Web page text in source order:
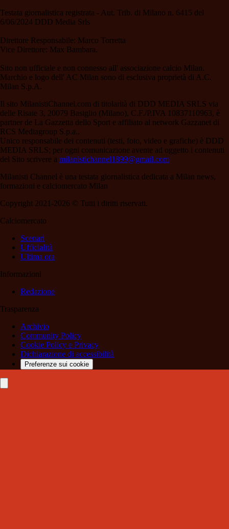
Testata giornalistica registrata - Aut. Trib. di Milano n. 6415 del
6/06/2024 DDD Media Srls
Direttore Responsabile: Marco Torretta
Vice Direttore: Max Bambara.
Sito non ufficiale e non connesso all' associazione calcio Milan.
Marchio e logo dell' AC Milan sono di esclusiva proprietà di A.C.
Milan S.p.A.
Il sito MilanistiChannel.com di titolarità di DDD MEDIA SRLS via
delle Risaie 3, 20079 Basiglio (Milano), C.F./P.IVA 10837110963, è
partner de La Gazzetta dello Sport e affiliato al network Gazzanet di
RCS Mediagroup S.p.a..
Unico responsabile dei contenuti (testi, foto, video e grafiche) è DDD
MEDIA SRLS; per ogni comunicazione avente ad oggetto i contenuti
del Sito scrivere a milanistichannel1899@gmail.com
Milanisti Channel è una testata giornalistica dedicata a Milan news,
formazioni e calciomercato Milan
Copyright 2021-2026 © Tutti i diritti riservati.
Calciomercato
Scenari
Ufficialità
Ultima ora
Informazioni
Redazione
Trasparenza
Archivio
Community Policy
Cookie Policy e Privacy
Dichiarazione di accessibilità
Preferenze sui cookie